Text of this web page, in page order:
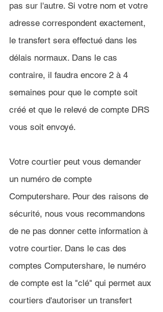
pas sur l'autre. Si votre nom et votre
adresse correspondent exactement,
le transfert sera effectué dans les
délais normaux. Dans le cas
contraire, il faudra encore 2 à 4
semaines pour que le compte soit
créé et que le relevé de compte DRS
vous soit envoyé.
Votre courtier peut vous demander
un numéro de compte
Computershare. Pour des raisons de
sécurité, nous vous recommandons
de ne pas donner cette information à
votre courtier. Dans le cas des
comptes Computershare, le numéro
de compte est la "clé" qui permet aux
courtiers d'autoriser un transfert